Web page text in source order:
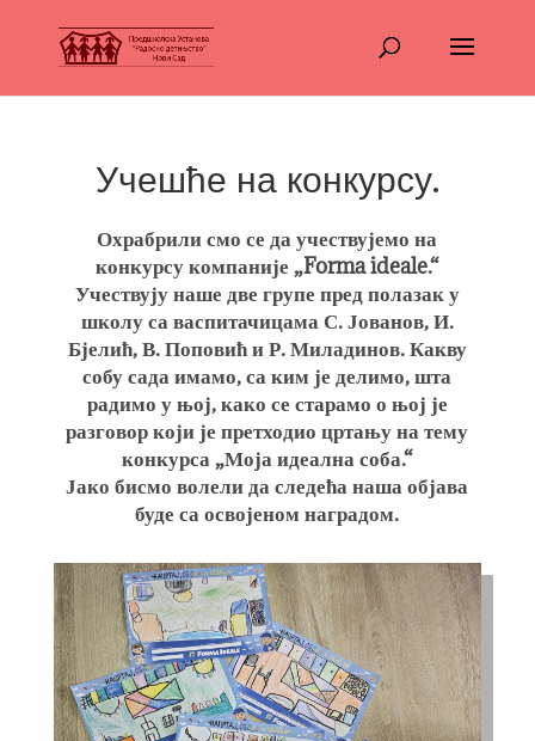
Учешће на конкурсу.
Охрабрили смо се да учествујемо на
конкурсу компаније „Forma ideale.“
Учествују наше две групе пред полазак у
школу са васпитачицама С. Јованов, И.
Бјелић, В. Поповић и Р. Миладинов. Какву
собу сада имамо, са ким је делимо, шта
радимо у њој, како се старамо о њој је
разговор који је претходио цртању на тему
конкурса „Моја идеална соба.“
Јако бисмо волели да следећа наша објава
буде са освојеном наградом.